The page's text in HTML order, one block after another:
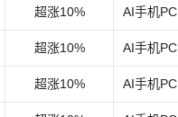
超涨10% AI手机
超涨10% AI手机
超涨10% AI手机